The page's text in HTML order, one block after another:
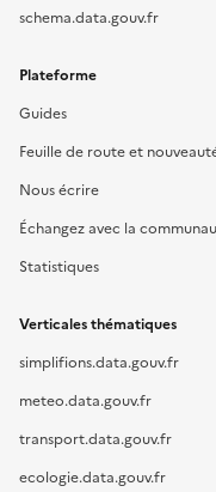
schema.data.gouv.fr
Plateforme
Guides
Feuille de route et
Nous écrire
Échangez avec la
Statistiques
Verticales thématiques
simplifions.data.gouv.fr
meteo.data.gouv.fr
transport.data.gouv.fr
ecologie.data.gouv.fr